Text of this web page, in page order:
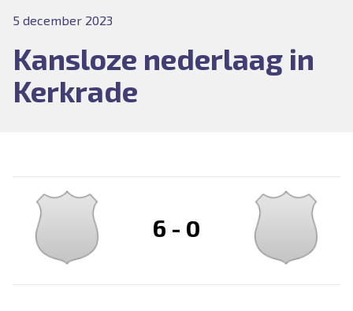
5 december 2023
Kansloze nederlaag in
Kerkrade
6 - 0